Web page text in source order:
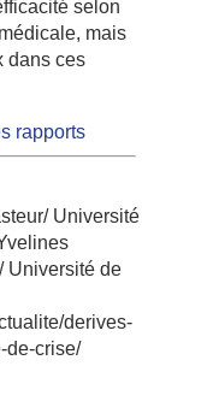
selon
mais
dans ces
rapports
Université
Université de
derives-
de-crise/